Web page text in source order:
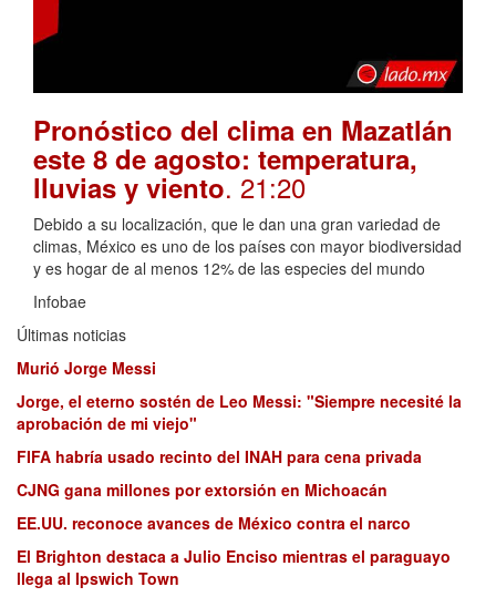
Pronóstico del clima en Mazatlán
este 8 de agosto: temperatura,
lluvias y viento. 21:20
Debido a su localización, que le dan una gran variedad de
climas, México es uno de los países con mayor biodiversidad
y es hogar de al menos 12% de las especies del mundo
Infobae
Últimas noticias
Murió Jorge Messi
Jorge, el eterno sostén de Leo Messi: "Siempre necesité la
aprobación de mi viejo"
FIFA habría usado recinto del INAH para cena privada
CJNG gana millones por extorsión en Michoacán
EE.UU. reconoce avances de México contra el narco
El Brighton destaca a Julio Enciso mientras el paraguayo
llega al Ipswich Town